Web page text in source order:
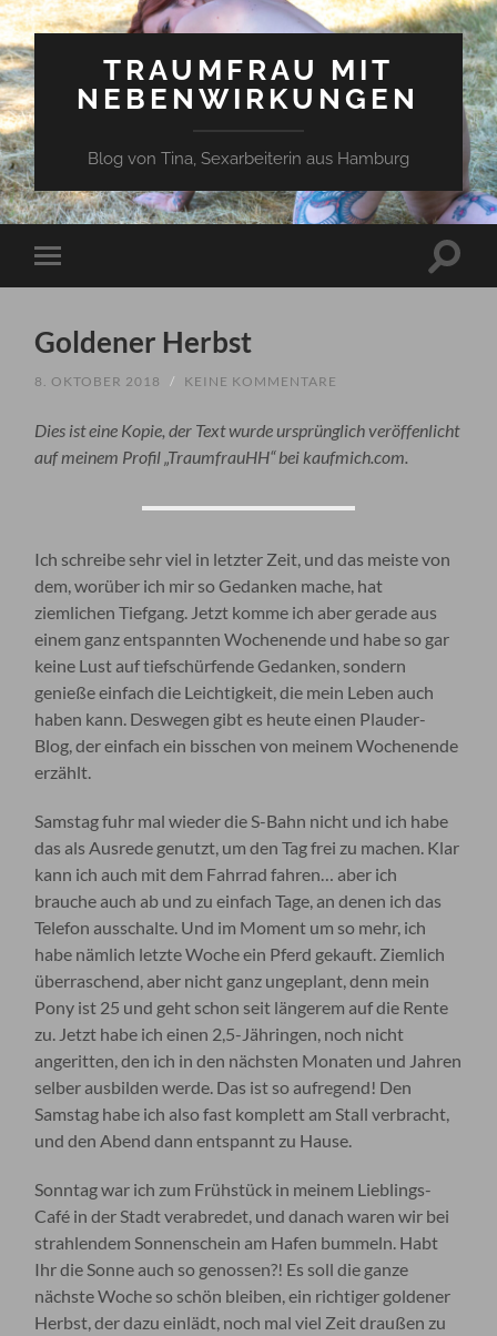
TRAUMFRAU MIT
NEBENWIRKUNGEN
Blog von Tina, Sexarbeiterin aus Hamburg
Mobile-
Menü
Goldener Herbst
8. OKTOBER 2018 / KEINE KOMMENTARE
Dies ist eine Kopie, der Text wurde ursprünglich veröffenlicht
auf meinem Profil „TraumfrauHH“ bei kaufmich.com.
Ich schreibe sehr viel in letzter Zeit, und das meiste von
dem, worüber ich mir so Gedanken mache, hat
ziemlichen Tiefgang. Jetzt komme ich aber gerade aus
einem ganz entspannten Wochenende und habe so gar
keine Lust auf tiefschürfende Gedanken, sondern
genieße einfach die Leichtigkeit, die mein Leben auch
haben kann. Deswegen gibt es heute einen Plauder-
Blog, der einfach ein bisschen von meinem Wochenende
erzählt.
Samstag fuhr mal wieder die S-Bahn nicht und ich habe
das als Ausrede genutzt, um den Tag frei zu machen. Klar
kann ich auch mit dem Fahrrad fahren… aber ich
brauche auch ab und zu einfach Tage, an denen ich das
Telefon ausschalte. Und im Moment um so mehr, ich
habe nämlich letzte Woche ein Pferd gekauft. Ziemlich
überraschend, aber nicht ganz ungeplant, denn mein
Pony ist 25 und geht schon seit längerem auf die Rente
zu. Jetzt habe ich einen 2,5-Jähringen, noch nicht
angeritten, den ich in den nächsten Monaten und Jahren
selber ausbilden werde. Das ist so aufregend! Den
Samstag habe ich also fast komplett am Stall verbracht,
und den Abend dann entspannt zu Hause.
Sonntag war ich zum Frühstück in meinem Lieblings-
Café in der Stadt verabredet, und danach waren wir bei
strahlendem Sonnenschein am Hafen bummeln. Habt
Ihr die Sonne auch so genossen?! Es soll die ganze
nächste Woche so schön bleiben, ein richtiger goldener
Herbst, der dazu einlädt, noch mal viel Zeit draußen zu